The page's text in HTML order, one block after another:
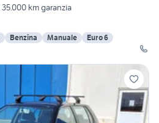
km garanzia
Benzina Manuale
Euro 6